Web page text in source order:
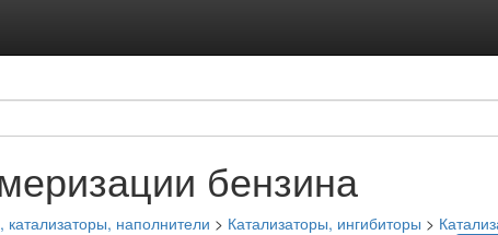
бензина
наполнители > Катализаторы, ингибиторы >